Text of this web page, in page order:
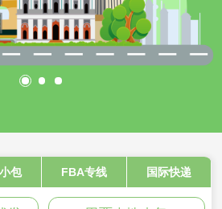
包 FBA专线 国际快递